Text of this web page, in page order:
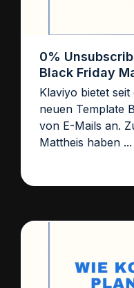
0%
Black Friday
Klaviyo bietet
neuen Template
von E-Mails an.
Mattheis haben ...